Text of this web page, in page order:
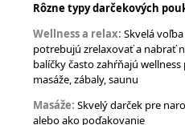
Rôzne typy darčekových
Wellness a relax: Skvelá
potrebujú zrelaxovať a nabrať
balíčky často zahŕňajú
masáže, zábaly, saunu
Masáže: Skvelý darček pre
alebo ako poďakovanie